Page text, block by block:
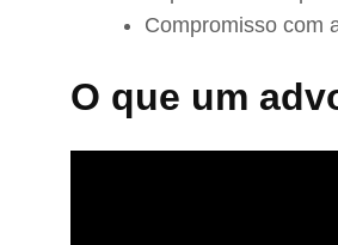
Compromisso com
O que um